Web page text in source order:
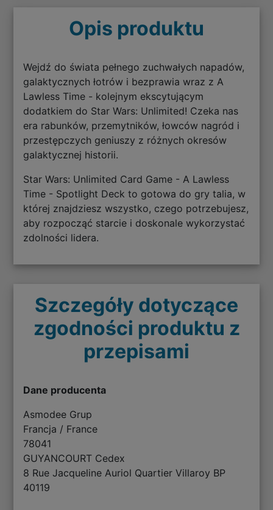
Opis produktu
Wejdź do świata pełnego zuchwałych napadów,
galaktycznych łotrów i bezprawia wraz z A
Lawless Time - kolejnym ekscytującym
dodatkiem do Star Wars: Unlimited! Czeka nas
era rabunków, przemytników, łowców nagród i
przestępczych geniuszy z różnych okresów
galaktycznej historii.
Star Wars: Unlimited Card Game - A Lawless
Time - Spotlight Deck to gotowa do gry talia, w
której znajdziesz wszystko, czego potrzebujesz,
aby rozpocząć starcie i doskonale wykorzystać
zdolności lidera.
Szczegóły dotyczące
zgodności produktu z
przepisami
Dane producenta
Asmodee Grup
Francja / France
78041
GUYANCOURT Cedex
8 Rue Jacqueline Auriol Quartier Villaroy BP
40119